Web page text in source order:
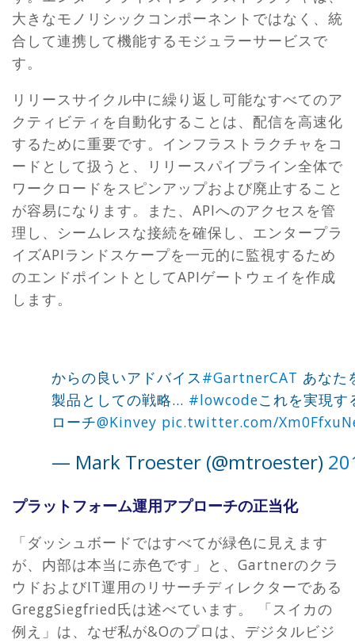
大きなモノリシックコンポーネントではなく、統
合して連携して機能するモジュラーサービスで
す。
リリースサイクル中に繰り返し可能なすべてのア
クティビティを自動化することは、配信を高速化
するために重要です。インフラストラクチャをコ
ードとして扱うと、リリースパイプライン全体で
ワークロードをスピンアップおよび廃止すること
が容易になります。また、APIへのアクセスを管
理し、シームレスな接続を確保し、エンタープラ
イズAPIランドスケープを一元的に監視するため
のエンドポイントとしてAPIゲートウェイを作成
します。
からの良いアドバイス#GartnerCAT あなた
製品としての戦略... #lowcodeこれを実現す
ローチ@Kinvey pic.twitter.com/
— Mark Troester (@mtroester)
プラットフォーム運用アプローチの正当化
「ダッシュボードではすべてが緑色に見えます
が、内部は本当に赤色です」と、Gartnerのクラ
ウドおよびIT運用のリサーチディレクターである
GreggSiegfried氏は述べています。 「スイカの
例え」は、なぜ私が&Oのプロは、デジタルビジ